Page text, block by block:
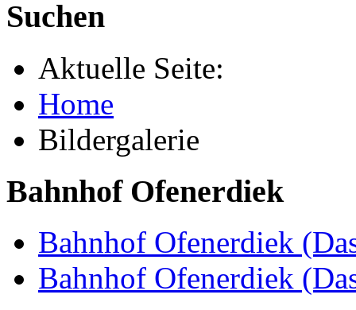
Suchen
Aktuelle Seite:
Home
Bildergalerie
Bahnhof Ofenerdiek
Bahnhof Ofenerdiek
Bahnhof Ofenerdiek